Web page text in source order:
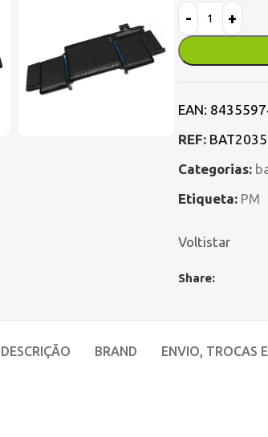
EAN:
REF: BAT2035
Categorias:
Etiqueta: PM
Voltistar
Share:
DESCRIÇÃO BRAND ENVIO, TROCAS